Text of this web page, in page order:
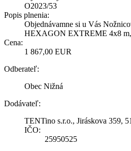
O2023/53
Popis plnenia:
Objednávamne si u Vás
HEXAGON EXTREME 4x8 m,
Cena:
1 867,00 EUR
Odberateľ:
Obec Nižná
Dodávateľ:
TENTino s.r.o., Jiráskova 359,
IČO:
25950525